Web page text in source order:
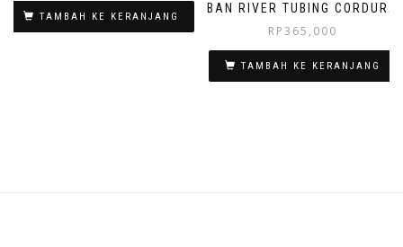
TAMBAH KE KERANJANG
BAN RIVER TUBING CORDURA
RP365,000
TAMBAH KE KERANJANG